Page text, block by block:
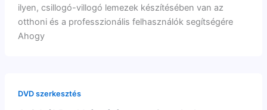
ilyen, csillogó-villogó lemezek készítésében van az
otthoni és a professzionális felhasználók segítségére
Ahogy
DVD szerkesztés